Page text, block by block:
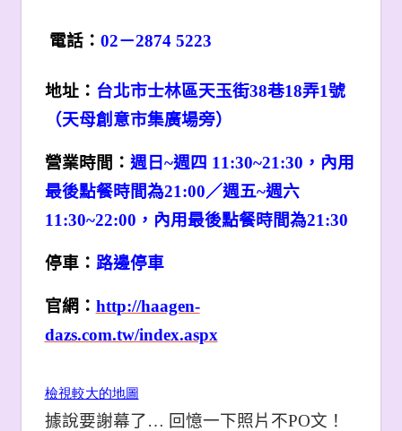
電話： 02－2874 5223
地址： 台北市士林區天玉街38巷18弄1號
（天母創意市集廣場旁）
營業時間： 週日~週四 11:30~21:30，內用
最後點餐時間為21:00／週五~週六
11:30~22:00，內用最後點餐時間為21:30
停車： 路邊停車
官網： http://haagen-
dazs.com.tw/index.aspx
檢視較大的地圖
據說要謝幕了… 回憶一下照片不PO文！